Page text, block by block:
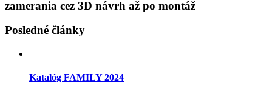
zamerania cez 3D návrh až po montáž
Posledné články
Katalóg FAMILY 2024